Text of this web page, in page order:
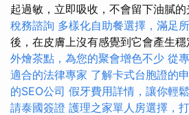
起過敏，立即吸收，不會留下油膩的
稅務諮詢 多樣化自助餐選擇，滿足
後，在皮膚上沒有感覺到它會產生穩
外燴茶點，為您的聚會增色不少 從
適合的法律專家 了解卡式台胞證的
的SEO公司 假牙費用詳情，讓你輕
請泰國簽證 護理之家單人房選擇，